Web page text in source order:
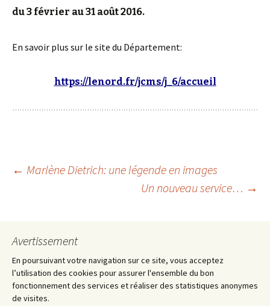
du 3 février au 31 août 2016.
En savoir plus sur le site du Département:
https://lenord.fr/jcms/j_6/accueil
Navigation
articles
← Marlène Dietrich: une légende en images
Un nouveau service… →
Avertissement
En poursuivant votre navigation sur ce site, vous acceptez
l’utilisation des cookies pour assurer l'ensemble du bon
fonctionnement des services et réaliser des statistiques anonymes
de visites.